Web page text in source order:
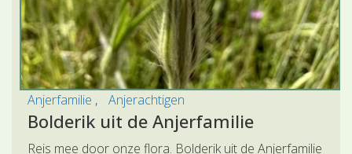
Anjerfamilie Anjerachtigen
Bolderik uit de Anjerfamilie
Reis mee door onze flora. Bolderik uit de Anjerfamilie